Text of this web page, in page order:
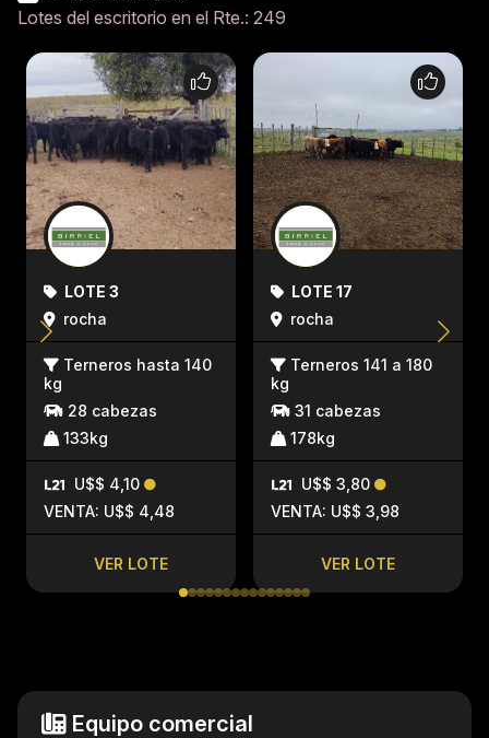
Lotes del escritorio en el Rte.: 249
LOTE 3
rocha
Terneros hasta 140
kg
28 cabezas
133kg
U$$ 4,10
VENTA: U$$ 4,48
VER LOTE
LOTE 17
rocha
Terneros 141 a 180
kg
31 cabezas
178kg
U$$ 3,80
VENTA: U$$ 3,98
VER LOTE
Equipo comercial